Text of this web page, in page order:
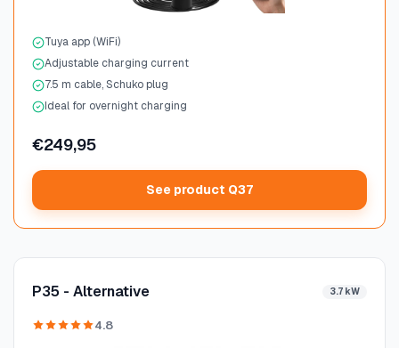
Tuya app (WiFi)
Adjustable charging current
7.5 m cable, Schuko plug
Ideal for overnight charging
€249,95
See product Q37
P35 - Alternative 3.7 kW
4.8